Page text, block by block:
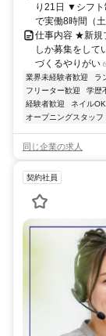
り21日 ▼シフト
で実働8時間（
仕事内容 ★新規
しか募集をして
づくるやりがい
業界未経験者歓迎 ラ
フリーター歓迎
学歴
経験者歓迎
ネイルOK
オープニングスタッフ
同じ企業の求人
契約社員